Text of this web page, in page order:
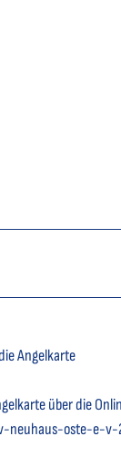
Angelkarte
über die
neuhaus-oste-e-